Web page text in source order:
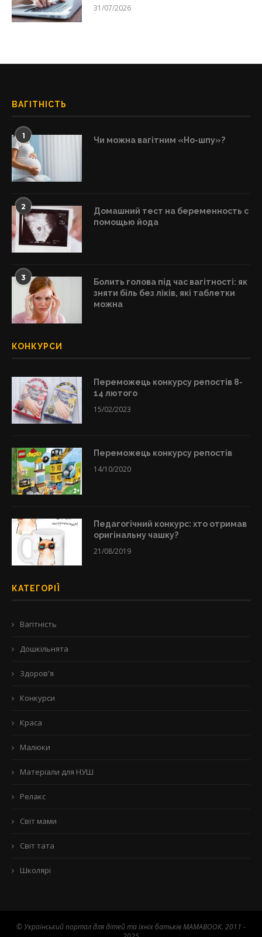
31/07/2026
ВАГІТНІСТЬ
1 Чи можна вагітним «Но-шпу»?
2
Домашний тест на беременность с
помощью йода
3
Болить голова під час вагітності: як
зняти біль без ліків, які таблетки
можна
КОНКУРСИ
Переможець конкурсу репостів 8-
14 лютого
15/02/2023
Переможець конкурсу репостів
14/10/2020
Педагогічний конкурс: хто отримав
оригінальну чашку?
21/08/2019
КАТЕГОРІЇ
Вагітність
Дошкільнята
Здоров'я
Конкурси
Краса
Малюки
Матеріали для НУШ
Релакс
Світ мами
Світ тата
Школярі
© Український портал для дітей та їхніх батьків MAMABOOK. 2011 -